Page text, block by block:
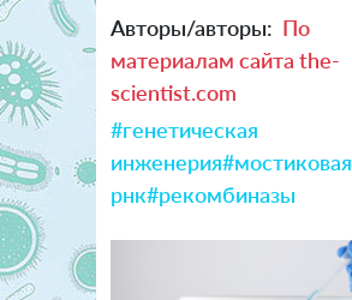
Авторы/авторы: По
материалам сайта the-
scientist.com
#генетическая
инженерия#мостиковая
рнк#рекомбиназы